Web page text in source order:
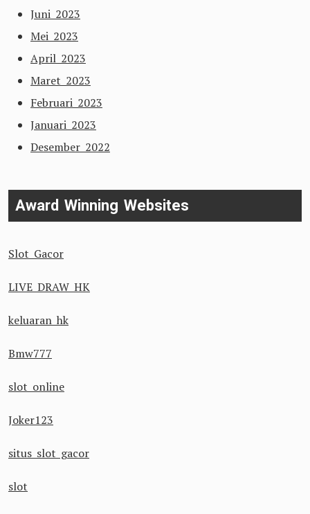
Juni 2023
Mei 2023
April 2023
Maret 2023
Februari 2023
Januari 2023
Desember 2022
Award Winning Websites
Slot Gacor
LIVE DRAW HK
keluaran hk
Bmw777
slot online
Joker123
situs slot gacor
slot